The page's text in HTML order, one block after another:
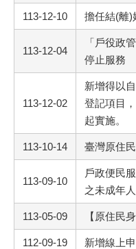
113-12-10 擔任結(離)
113-12-04
「戶役政
停止服務
113-12-02
新增得以
登記項目
起實施。
113-10-14 臺灣原住
113-09-10
戶政便民
之未成年
113-05-09 【原住民
112-09-19 新增線上